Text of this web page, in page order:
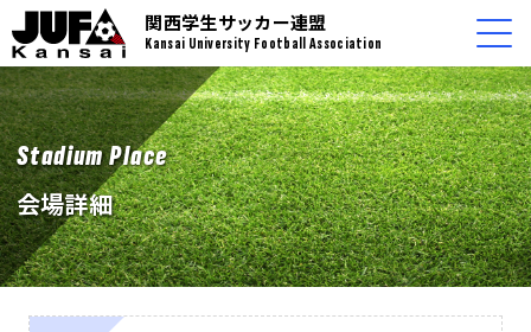
関西学生サッカー連盟
Kansai University Football Association
Stadium Place
会場詳細